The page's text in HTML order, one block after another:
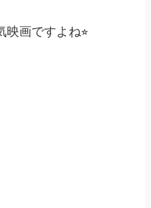
画ですよね⭐︎